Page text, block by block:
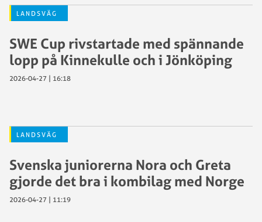
LANDSVÄG
SWE Cup rivstartade med spännande
lopp på Kinnekulle och i Jönköping
2026-04-27 | 16:18
LANDSVÄG
Svenska juniorerna Nora och Greta
gjorde det bra i kombilag med Norge
2026-04-27 | 11:19